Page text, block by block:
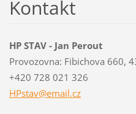
Kontakt
HP STAV - Jan Perout
Provozovna: Fibichova 660,
+420 728 021 326
HPstav@email.cz